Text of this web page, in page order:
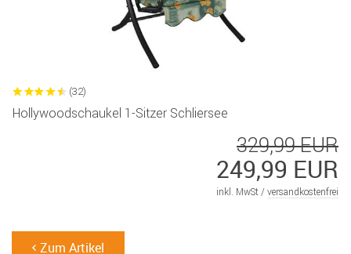
(32)
Hollywoodschaukel 1-Sitzer Schliersee
329,99 EUR
249,99 EUR
inkl. MwSt / versandkostenfrei
Zum Artikel